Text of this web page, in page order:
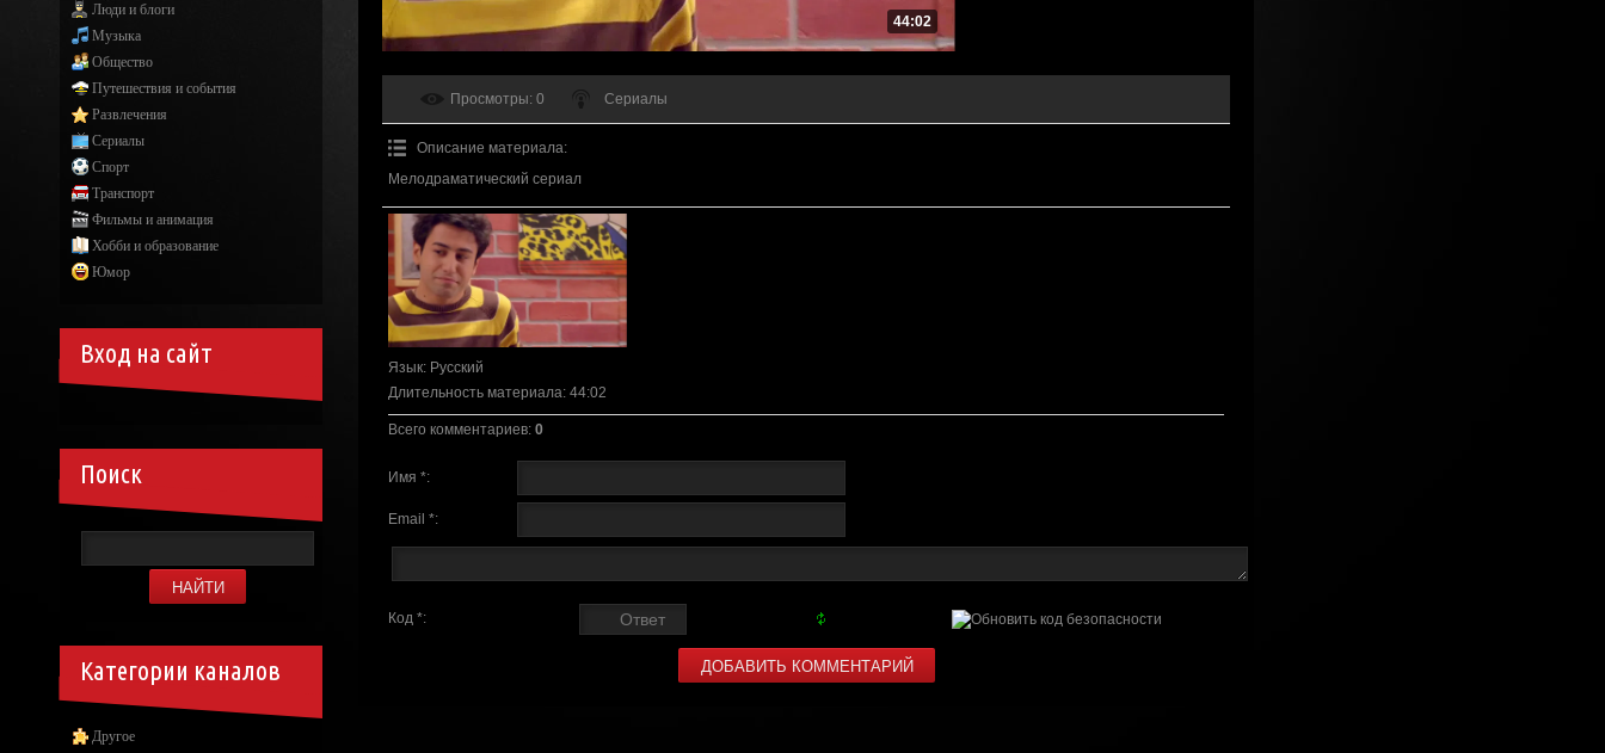
44:02
Просмотры: 0 Сериалы
Описание материала:
Мелодраматический сериал
Язык: Русский
Длительность материала: 44:02
Всего комментариев: 0
Имя *:
Email *:
Код *:
Люди и блоги
Музыка
Общество
Путешествия и события
Развлечения
Сериалы
Спорт
Транспорт
Фильмы и анимация
Хобби и образование
Юмор
Вход на сайт
Поиск
Категории каналов
Другое